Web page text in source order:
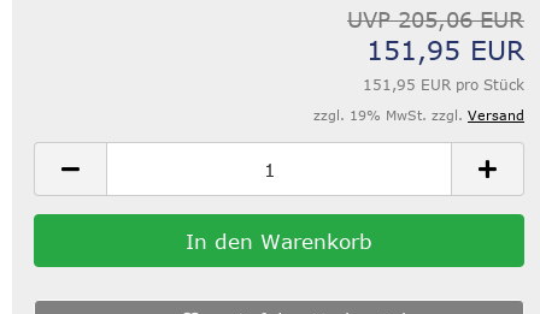
UVP 205,06 EUR
151,95 EUR
151,95 EUR pro Stück
zzgl. 19% MwSt. zzgl. Versand